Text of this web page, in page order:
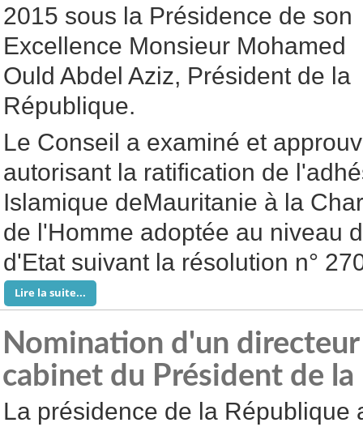
2015 sous la Présidence de son
Excellence Monsieur Mohamed
Ould Abdel Aziz, Président de la
République.
Le Conseil a examiné et
autorisant la ratification de
Islamique deMauritanie à la
de l'Homme adoptée au niveau
d'Etat suivant la résolution n°
Lire la suite...
Nomination d'un
cabinet du Président de la
La présidence de la République